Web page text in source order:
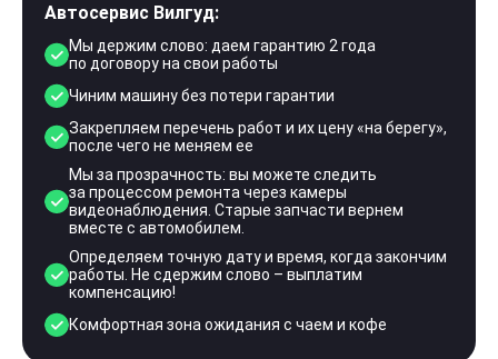
Автосервис Вилгуд:
Мы держим слово: даем гарантию 2 года
по договору на свои работы
Чиним машину без потери гарантии
Закрепляем перечень работ и их цену «на берегу»,
после чего не меняем ее
Мы за прозрачность: вы можете следить
за процессом ремонта через камеры
видеонаблюдения. Старые запчасти вернем
вместе с автомобилем.
Определяем точную дату и время, когда закончим
работы. Не сдержим слово – выплатим
компенсацию!
Комфортная зона ожидания с чаем и кофе